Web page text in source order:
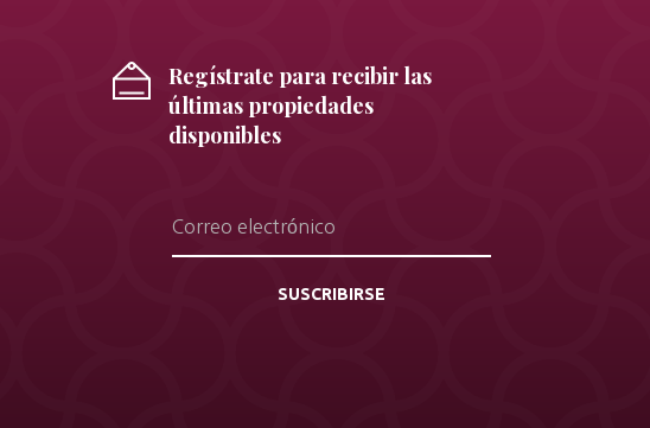
Regístrate para recibir las
últimas propiedades
disponibles
SUSCRIBIRSE